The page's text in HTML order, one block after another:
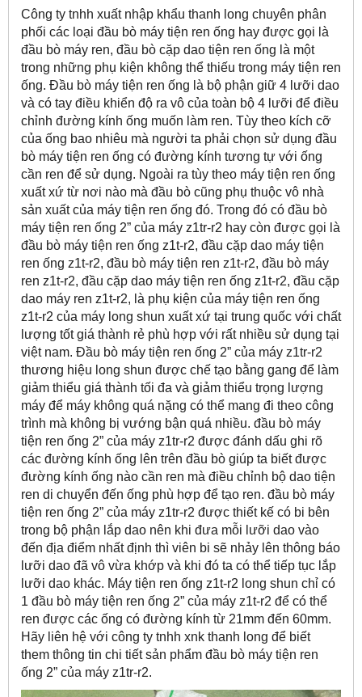
Công ty tnhh xuất nhập khẩu thanh long chuyên phân
phối các loại đầu bò máy tiện ren ống hay được gọi là
đầu bò máy ren, đầu bò cặp dao tiện ren ống là một
trong những phụ kiện không thể thiếu trong máy tiện ren
ống. Đầu bò máy tiện ren ống là bộ phận giữ 4 lưỡi dao
và có tay điều khiển độ ra vô của toàn bộ 4 lưỡi để điều
chỉnh đường kính ống muốn làm ren. Tùy theo kích cỡ
của ống bao nhiêu mà người ta phải chọn sử dụng đầu
bò máy tiện ren ống có đường kính tương tự với ống
cần ren để sử dụng. Ngoài ra tùy theo máy tiện ren ống
xuất xứ từ nơi nào mà đầu bò cũng phụ thuộc vô nhà
sản xuất của máy tiện ren ống đó. Trong đó có đầu bò
máy tiện ren ống 2” của máy z1tr-r2 hay còn được gọi là
đầu bò máy tiện ren ống z1t-r2, đầu cặp dao máy tiện
ren ống z1t-r2, đầu bò máy tiện ren z1t-r2, đầu bò máy
ren z1t-r2, đầu cặp dao máy tiện ren ống z1t-r2, đầu cặp
dao máy ren z1t-r2, là phụ kiện của máy tiện ren ống
z1t-r2 của máy long shun xuất xứ tại trung quốc với chất
lượng tốt giá thành rẻ phù hợp với rất nhiều sử dụng tại
việt nam. Đầu bò máy tiện ren ống 2” của máy z1tr-r2
thương hiệu long shun được chế tạo bằng gang để làm
giảm thiểu giá thành tối đa và giảm thiểu trọng lượng
máy để máy không quá nặng có thể mang đi theo công
trình mà không bị vướng bận quá nhiều. đầu bò máy
tiện ren ống 2” của máy z1tr-r2 được đánh dấu ghi rõ
các đường kính ống lên trên đầu bò giúp ta biết được
đường kính ống nào cần ren mà điều chỉnh bộ dao tiện
ren di chuyển đến ống phù hợp để tạo ren. đầu bò máy
tiện ren ống 2” của máy z1tr-r2 được thiết kế có bi bên
trong bộ phận lắp dao nên khi đưa mỗi lưỡi dao vào
đến địa điểm nhất định thì viên bi sẽ nhảy lên thông báo
lưỡi dao đã vô vừa khớp và khi đó ta có thể tiếp tục lắp
lưỡi dao khác. Máy tiện ren ống z1t-r2 long shun chỉ có
1 đầu bò máy tiện ren ống 2” của máy z1t-r2 để có thể
ren được các ống có đường kính từ 21mm đến 60mm.
Hãy liên hệ với công ty tnhh xnk thanh long để biết
them thông tin chi tiết sản phẩm đầu bò máy tiện ren
ống 2” của máy z1tr-r2.